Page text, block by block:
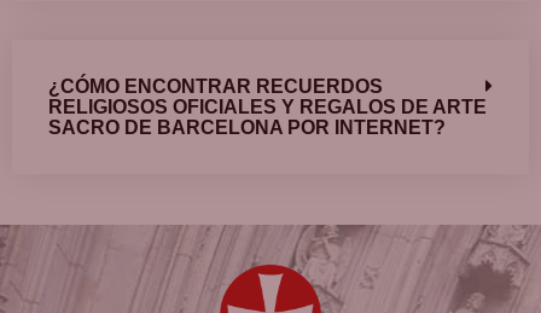
¿CÓMO ENCONTRAR RECUERDOS
RELIGIOSOS OFICIALES Y REGALOS DE ARTE
SACRO DE BARCELONA POR INTERNET?